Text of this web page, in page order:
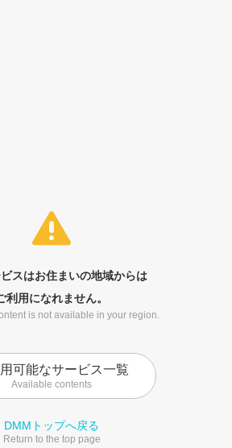
スはお住まいの地域からは
利用になれません。
is not available in your region.
可能なサービス一覧
Available contents
DMMトップへ戻る
Return to the top page